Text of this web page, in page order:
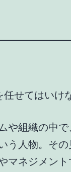
任せてはいけ
や組織の中
う人物。そ
マネジメン